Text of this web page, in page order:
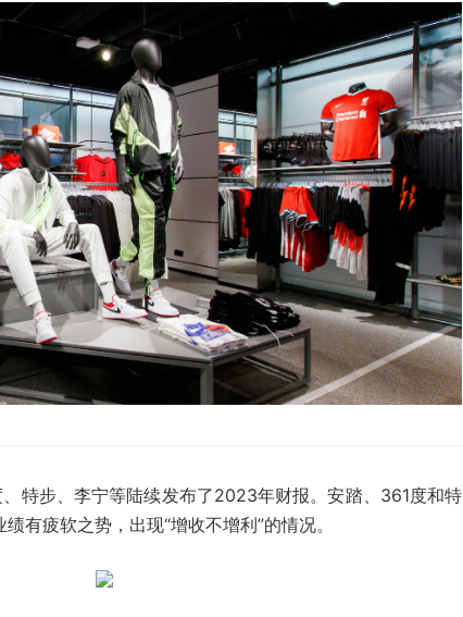
特步、李宁等陆续发布了2023年财报。安踏、361度和特
有疲软之势，出现“增收不增利”的情况。